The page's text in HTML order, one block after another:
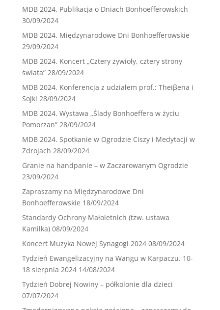
MDB 2024. Publikacja o Dniach Bonhoefferowskich
30/09/2024
MDB 2024. Międzynarodowe Dni Bonhoefferowskie
29/09/2024
MDB 2024. Koncert „Cztery żywioły, cztery strony
świata” 28/09/2024
MDB 2024. Konferencja z udziałem prof.: Theiβena i
Sojki 28/09/2024
MDB 2024. Wystawa „Ślady Bonhoeffera w życiu
Pomorzan” 28/09/2024
MDB 2024. Spotkanie w Ogrodzie Ciszy i Medytacji w
Zdrojach 28/09/2024
Granie na handpanie – w Zaczarowanym Ogrodzie
23/09/2024
Zapraszamy na Międzynarodowe Dni
Bonhoefferowskie 18/09/2024
Standardy Ochrony Małoletnich (tzw. ustawa
Kamilka) 08/09/2024
Koncert Muzyka Nowej Synagogi 2024 08/09/2024
Tydzień Ewangelizacyjny na Wangu w Karpaczu. 10-
18 sierpnia 2024 14/08/2024
Tydzień Dobrej Nowiny – półkolonie dla dzieci
07/07/2024